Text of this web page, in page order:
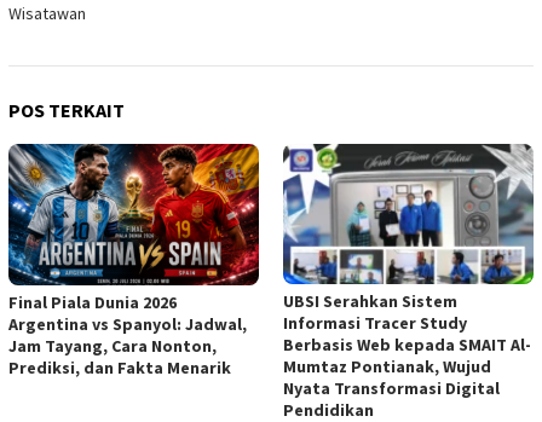
Wisatawan
POS TERKAIT
Final Piala Dunia 2026
Argentina vs Spanyol: Jadwal,
Jam Tayang, Cara Nonton,
Prediksi, dan Fakta Menarik
UBSI Serahkan Sistem
Informasi Tracer Study
Berbasis Web kepada SMAIT Al-
Mumtaz Pontianak, Wujud
Nyata Transformasi Digital
Pendidikan